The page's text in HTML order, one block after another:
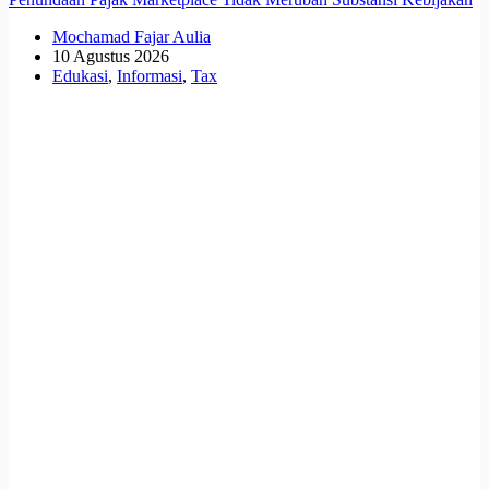
Mochamad Fajar Aulia
10 Agustus 2026
Edukasi, Informasi, Tax